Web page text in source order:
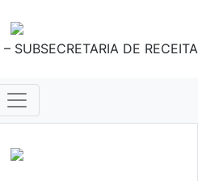
SUBSECRETARIA DE RECEITA